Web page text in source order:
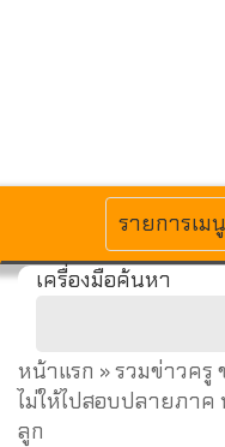
MENU
รายการเ
เครื่องมือค้นหา
หน้าแรก »รวมข่าวครู
ไม่ให้ไปสอบปลายภา
ลูก